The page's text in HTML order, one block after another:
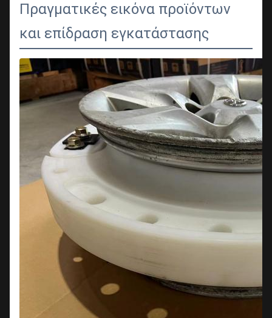
Πραγματικές εικόνα προϊόντων
και επίδραση εγκατάστασης